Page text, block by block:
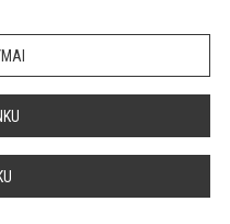
sutikimo griežtai draudžiama.
Slapukų politika